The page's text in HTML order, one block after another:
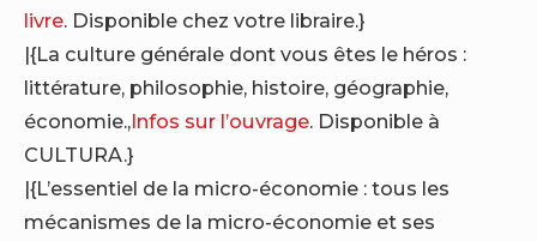
livre. Disponible chez votre libraire.}
|{La culture générale dont vous êtes le héros :
littérature, philosophie, histoire, géographie,
économie.,Infos sur l’ouvrage. Disponible à
CULTURA.}
|{L’essentiel de la micro-économie : tous les
mécanismes de la micro-économie et ses